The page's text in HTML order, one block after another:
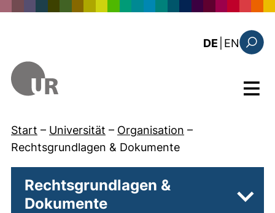
DE EN: this
Menü
Start – Universität – Organisation –
Rechtsgrundlagen & Dokumente
Rechtsgrundlagen &
Dokumente